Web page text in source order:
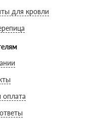
для кровли
оплата